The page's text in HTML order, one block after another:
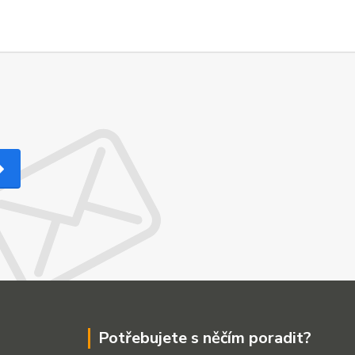
Potřebujete s něčím poradit?